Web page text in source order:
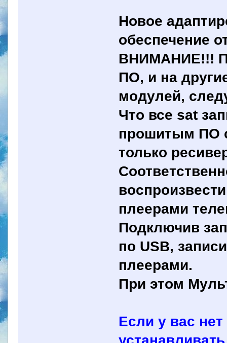
Новое
обеспечение
ВНИМАНИЕ!!!
ПО, и на
модулей,
Что все sat
прошитым ПО
только
плеерами
Подключив
по USB,
плеерами.
При этом
Если у вас